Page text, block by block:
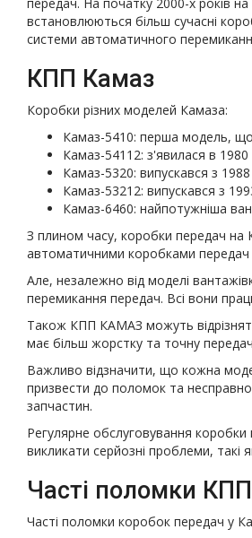
встановлюються більш сучасні
системи автоматичного
КПП Камаз
Коробки різних моделей Камаза:
Камаз-5410: перша модель,
Камаз-54112: з'явилася в
Камаз-5320: випускався з
Камаз-53212: випускався з
Камаз-6460: найпотужніша
З плином часу, коробки передач на
автоматичними коробками передач
Але, незалежно від моделі
перемикання передач. Всі вони
Також КПП КАМАЗ можуть
має більш жорстку та точну
Важливо відзначити, що кожна
призвести до поломок та
запчастин.
Регулярне обслуговування
викликати серйозні проблеми, такі
Часті поломки
Часті поломки коробок передач у